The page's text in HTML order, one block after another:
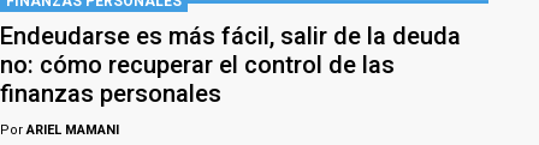
Endeudarse es más fácil, salir de la deuda
no: cómo recuperar el control de las
finanzas personales
PorARIEL MAMANI